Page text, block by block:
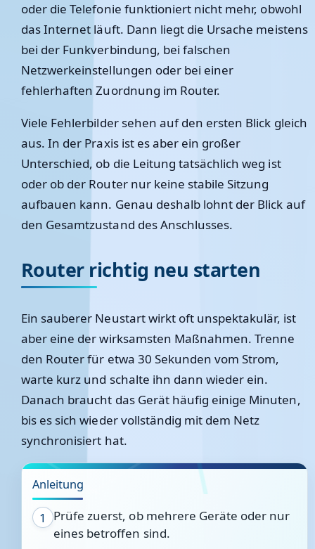
oder die Telefonie funktioniert nicht mehr, obwohl
das Internet läuft. Dann liegt die Ursache meistens
bei der Funkverbindung, bei falschen
Netzwerkeinstellungen oder bei einer
fehlerhaften Zuordnung im Router.
Viele Fehlerbilder sehen auf den ersten Blick gleich
aus. In der Praxis ist es aber ein großer
Unterschied, ob die Leitung tatsächlich weg ist
oder ob der Router nur keine stabile Sitzung
aufbauen kann. Genau deshalb lohnt der Blick auf
den Gesamtzustand des Anschlusses.
Router richtig neu starten
Ein sauberer Neustart wirkt oft unspektakulär, ist
aber eine der wirksamsten Maßnahmen. Trenne
den Router für etwa 30 Sekunden vom Strom,
warte kurz und schalte ihn dann wieder ein.
Danach braucht das Gerät häufig einige Minuten,
bis es sich wieder vollständig mit dem Netz
synchronisiert hat.
Anleitung
1
Prüfe zuerst, ob mehrere Geräte oder nur
eines betroffen sind.